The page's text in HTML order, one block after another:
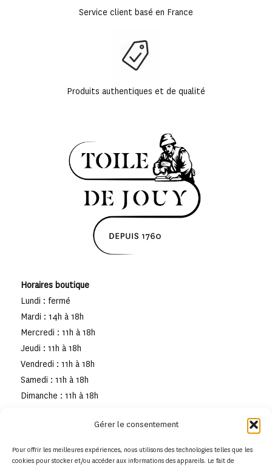
Gérer le consentement
Pour offrir les meilleures expériences, nous utilisons des technologies telles que les
cookies pour stocker et/ou accéder aux informations des appareils. Le fait de
Service client basé en France
Produits authentiques et de qualité
Horaires boutique
Lundi : fermé
Mardi : 14h à 18h
Mercredi : 11h à 18h
Jeudi : 11h à 18h
Vendredi : 11h à 18h
Samedi : 11h à 18h
Dimanche : 11h à 18h